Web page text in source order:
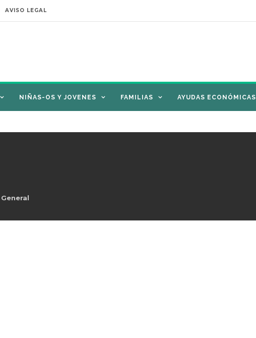
AVISO LEGAL
NIÑAS-OS Y JOVENES FAMILIAS AYUDAS ECONÓMICAS
General